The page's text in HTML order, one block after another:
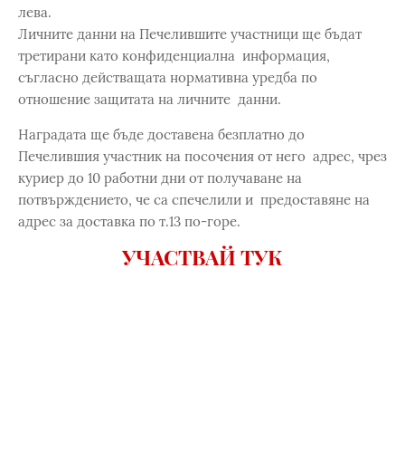
лева.
Личните данни на Печелившите участници ще бъдат
третирани като конфиденциална информация,
съгласно действащата нормативна уредба по
отношение защитата на личните данни.
Наградата ще бъде доставена безплатно до
Печелившия участник на посочения от него адрес, чрез
куриер до 10 работни дни от получаване на
потвърждението, че са спечелили и предоставяне на
адрес за доставка по т.13 по-горе.
УЧАСТВАЙ ТУК